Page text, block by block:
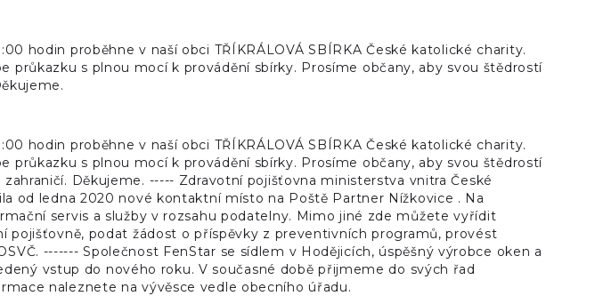
hodin proběhne v naší obci TŘÍKRÁLOVÁ SBÍRKA České katolické charity.
průkazku s plnou mocí k provádění sbírky. Prosíme občany, aby svou štědrostí
hodin proběhne v naší obci TŘÍKRÁLOVÁ SBÍRKA České katolické charity.
průkazku s plnou mocí k provádění sbírky. Prosíme občany, aby svou štědrostí
Děkujeme. ----- Zdravotní pojišťovna ministerstva vnitra České
od ledna 2020 nové kontaktní místo na Poště Partner Nížkovice . Na
servis a služby v rozsahu podatelny. Mimo jiné zde můžete vyřídit
pojišťovně, podat žádost o příspěvky z preventivních programů, provést
------- Společnost FenStar se sídlem v Hodějicích, úspěšný výrobce oken a
vstup do nového roku. V současné době přijmeme do svých řad
naleznete na vývěsce vedle obecního úřadu.